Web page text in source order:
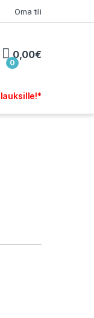
Oma tili
0
0,00€